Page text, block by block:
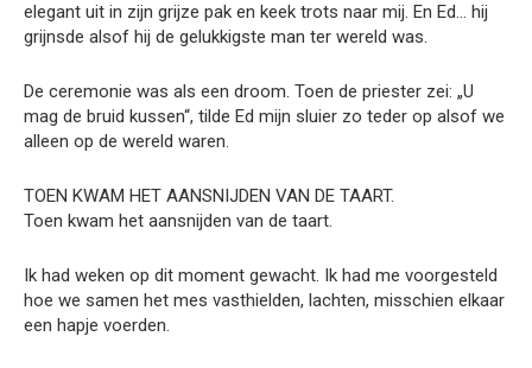
elegant uit in zijn grijze pak en keek trots naar mij. En Ed… hij
grijnsde alsof hij de gelukkigste man ter wereld was.
De ceremonie was als een droom. Toen de priester zei: „U
mag de bruid kussen“, tilde Ed mijn sluier zo teder op alsof we
alleen op de wereld waren.
TOEN KWAM HET AANSNIJDEN VAN DE TAART.
Toen kwam het aansnijden van de taart.
Ik had weken op dit moment gewacht. Ik had me voorgesteld
hoe we samen het mes vasthielden, lachten, misschien elkaar
een hapje voerden.